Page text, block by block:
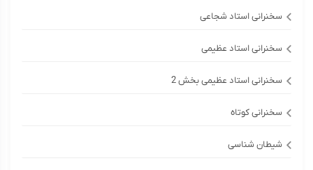
سخنرانی استاد شجاعی
سخنرانی استاد عظیمی
سخنرانی استاد عظیمی بخش 2
سخنرانی کوتاه
شیطان شناسی